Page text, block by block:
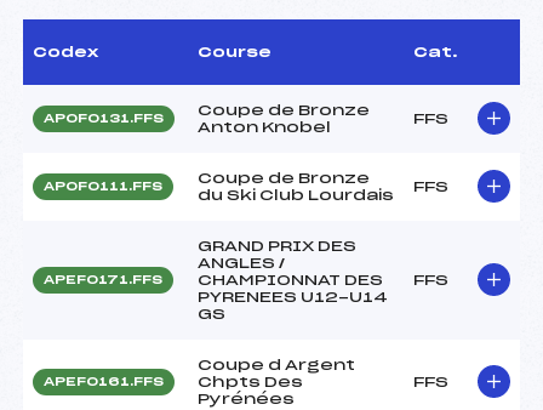
Codex Course Cat.
APOF0131.FFS
Coupe de Bronze
Anton Knobel
FFS
APOF0111.FFS
Coupe de Bronze
du Ski Club Lourdais
FFS
APEF0171.FFS
GRAND PRIX DES
ANGLES /
CHAMPIONNAT DES
PYRENEES U12-U14
GS
FFS
APEF0161.FFS
Coupe d Argent
Chpts Des
Pyrénées
FFS